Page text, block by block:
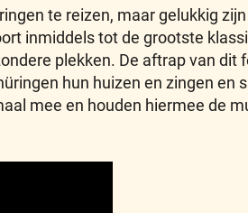
te reizen, maar gelukkig
inmiddels tot de grootste
plekken. De aftrap van dit
hun huizen en zingen
mee en houden hiermee de